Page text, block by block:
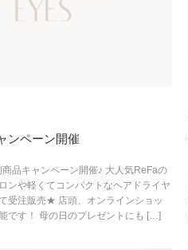
ンペーン開催
品キャンペーン開催♪ 大人気ReFaの
ンや軽くてコンパクトなヘアドライヤ
受注販売★ 店頭、オンラインショッ
です！ 母の日のプレゼントにも […]